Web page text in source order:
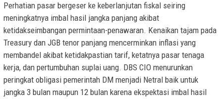
Perhatian pasar bergeser ke keberlanjutan fiskal seiring
meningkatnya imbal hasil jangka panjang akibat
ketidakseimbangan permintaan-penawaran. Kenaikan tajam pada
Treasury dan JGB tenor panjang mencerminkan inflasi yang
membandel akibat ketidakpastian tarif, ketatnya pasar tenaga
kerja, dan pertumbuhan suplai uang. DBS CIO menurunkan
peringkat obligasi pemerintah DM menjadi Netral baik untuk
jangka 3 bulan maupun 12 bulan karena ekspektasi imbal hasil